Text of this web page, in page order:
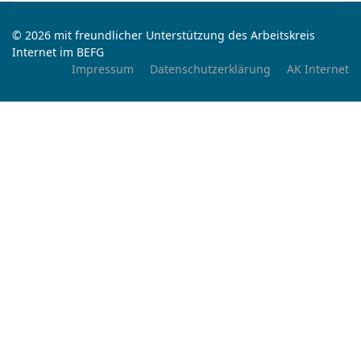
© 2026 mit freundlicher Unterstützung des Arbeitskreis
Internet im BEFG
Impressum
Datenschutzerklärung AK Internet